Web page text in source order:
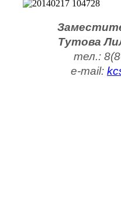
Тутова
тел.:
e-mail: